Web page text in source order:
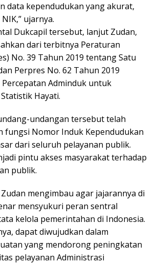
data kependudukan yang akurat,
ujarnya.
Dukcapil tersebut, lanjut Zudan,
dari terbitnya Peraturan
No. 39 Tahun 2019 tentang Satu
Perpres No. 62 Tahun 2019
Adminduk untuk
Hayati.
undangan tersebut telah
fungsi Nomor Induk Kependudukan
dari seluruh pelayanan publik.
pintu akses masyarakat terhadap
publik.
mengimbau agar jajarannya di
mensyukuri peran sentral
kelola pemerintahan di Indonesia.
dapat diwujudkan dalam
yang mendorong peningkatan
pelayanan Administrasi